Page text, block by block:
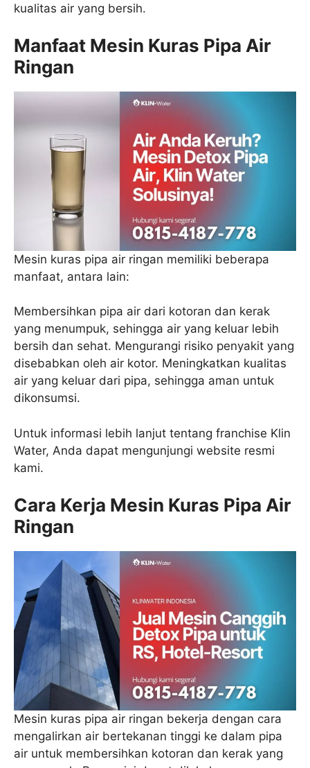
kualitas air yang bersih.
Manfaat Mesin Kuras Pipa Air
Ringan
Mesin kuras pipa air ringan memiliki beberapa
manfaat, antara lain:
Membersihkan pipa air dari kotoran dan kerak
yang menumpuk, sehingga air yang keluar lebih
bersih dan sehat. Mengurangi risiko penyakit yang
disebabkan oleh air kotor. Meningkatkan kualitas
air yang keluar dari pipa, sehingga aman untuk
dikonsumsi.
Untuk informasi lebih lanjut tentang franchise Klin
Water, Anda dapat mengunjungi website resmi
kami.
Cara Kerja Mesin Kuras Pipa Air
Ringan
Mesin kuras pipa air ringan bekerja dengan cara
mengalirkan air bertekanan tinggi ke dalam pipa
air untuk membersihkan kotoran dan kerak yang